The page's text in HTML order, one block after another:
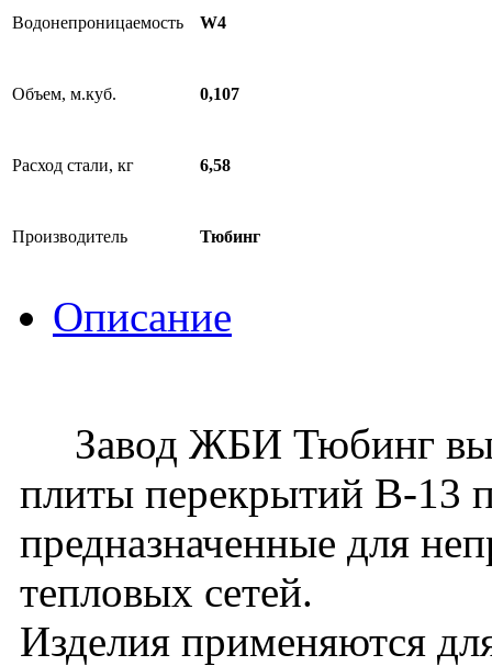
Водонепроницаемость W4
Объем, м.куб. 0,107
Расход стали, кг 6,58
Производитель Тюбинг
Описание
Завод ЖБИ Тюбинг
плиты перекрытий В-13
предназначенные для
тепловых сетей.
Изделия применяются